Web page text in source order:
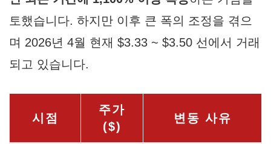
토했습니다. 하지만 이후 큰 폭의 조정을 겪으
며 2026년 4월 현재 $3.33 ~ $3.50 선에서 거래
되고 있습니다.
시점
주가
($)
변동 사유